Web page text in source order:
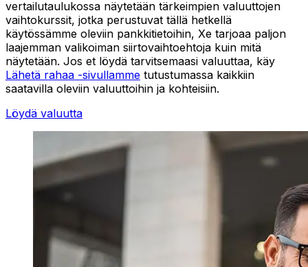
vertailutaulukossa näytetään tärkeimpien valuuttojen
vaihtokurssit, jotka perustuvat tällä hetkellä
käytössämme oleviin pankkitietoihin, Xe tarjoaa paljon
laajemman valikoiman siirtovaihtoehtoja kuin mitä
näytetään. Jos et löydä tarvitsemaasi valuuttaa, käy
Lähetä rahaa -sivullamme tutustumassa kaikkiin
saatavilla oleviin valuuttoihin ja kohteisiin.
Löydä valuutta